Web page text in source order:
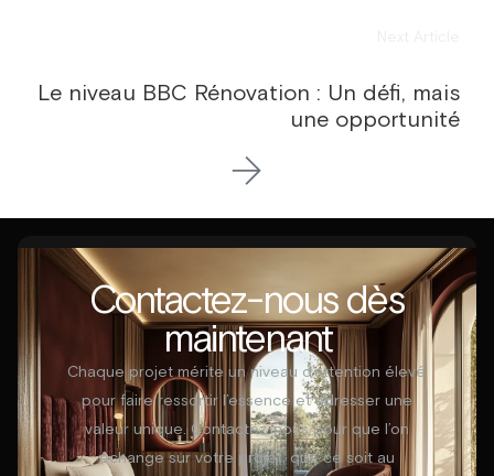
Le niveau BBC Rénovation : Un défi, mais
une opportunité
Contactez-nous dès
maintenant
Chaque projet mérite un niveau d’attention élevé
pour faire ressortir l’essence et adresser une
valeur unique. Contactez-nous pour que l’on
échange sur votre projet, que ce soit au